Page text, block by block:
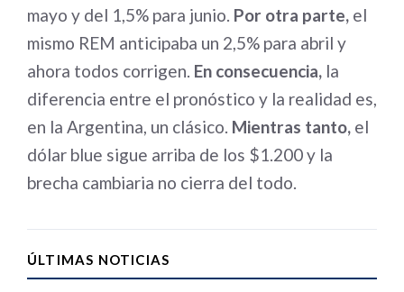
mayo y del 1,5% para junio. Por otra parte, el
mismo REM anticipaba un 2,5% para abril y
ahora todos corrigen. En consecuencia, la
diferencia entre el pronóstico y la realidad es,
en la Argentina, un clásico. Mientras tanto, el
dólar blue sigue arriba de los $1.200 y la
brecha cambiaria no cierra del todo.
ÚLTIMAS NOTICIAS